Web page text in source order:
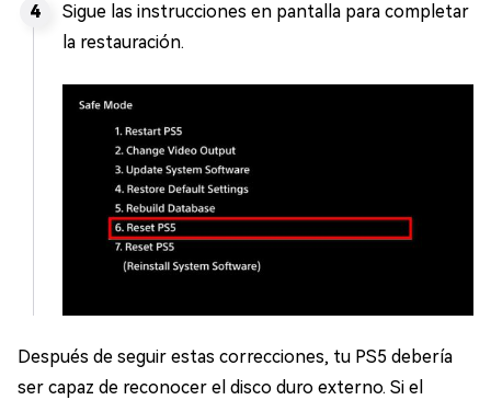
Sigue las instrucciones en pantalla para completar
la restauración.
Después de seguir estas correcciones, tu PS5 debería
ser capaz de reconocer el disco duro externo. Si el